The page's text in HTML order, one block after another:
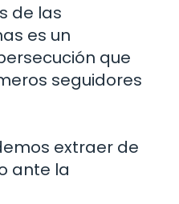
de las
es un
que
seguidores
extraer de
ante la